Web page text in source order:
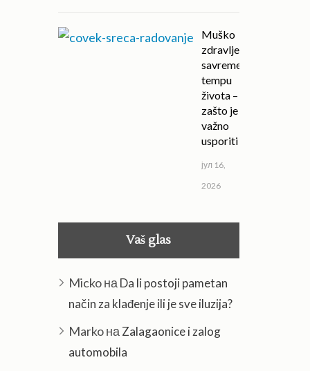
Muško
zdravlje u
savremenom
tempu
života –
zašto je
važno
usporiti
јул 16,
2026
Vaš glas
Mickoна Da li postoji pametan
način za klađenje ili je sve iluzija?
Markoна Zalagaonice i zalog
automobila